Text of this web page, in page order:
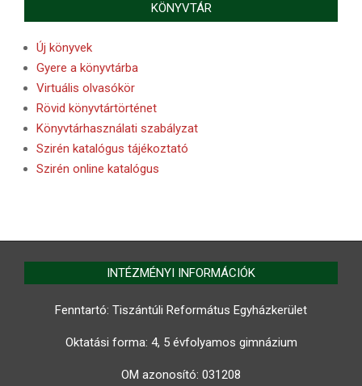
KÖNYVTÁR
Új könyvek
Gyere a könyvtárba
Virtuális olvasókör
Rövid könyvtártörténet
Könyvtárhasználati szabályzat
Szirén katalógus tájékoztató
Szirén online katalógus
INTÉZMÉNYI INFORMÁCIÓK
Fenntartó: Tiszántúli Református Egyházkerület
Oktatási forma: 4, 5 évfolyamos gimnázium
OM azonosító: 031208